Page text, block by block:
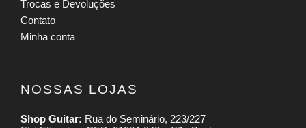
Trocas e Devoluções
Contato
Minha conta
NOSSAS LOJAS
Shop Guitar: Rua do Seminário, 223/227